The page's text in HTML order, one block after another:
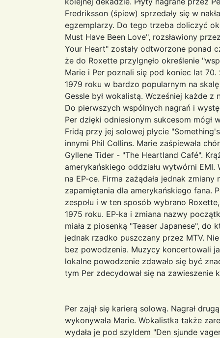
Fredriksson (śpiew) sprzedały się w
egzemplarzy. Do tego trzeba doliczyć
Must Have Been Love", rozsławiony
Your Heart" zostały odtworzone ponad
że do Roxette przylgnęło określenie
Marie i Per poznali się pod koniec lat
1979 roku w bardzo popularnym na
Gessle był wokalistą. Wcześniej każde
Do pierwszych wspólnych nagrań i
Per dzięki odniesionym sukcesom mógł
Fridą przy jej solowej płycie
innymi Phil Collins. Marie zaśpiewała
Gyllene Tider - "The Heartland Café".
amerykańskiego oddziału wytwórni
na EP-ce. Firma zażądała jednak
zapamiętania dla amerykańskiego fana.
zespołu i w ten sposób wybrano
1975 roku. EP-ka i zmiana nazwy
miała z piosenką "Teaser Japanese",
jednak rzadko puszczany przez MTV.
bez powodzenia. Muzycy koncertowali
lokalne powodzenie zdawało się być
tym Per zdecydował się na zawieszenie
Per zajął się karierą solową. Nagrał
wykonywała Marie. Wokalistka także
wydała je pod szyldem "Den sjunde